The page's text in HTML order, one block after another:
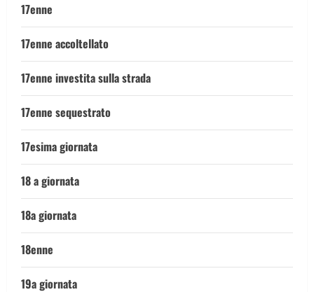
17enne
17enne accoltellato
17enne investita sulla strada
17enne sequestrato
17esima giornata
18 a giornata
18a giornata
18enne
19a giornata